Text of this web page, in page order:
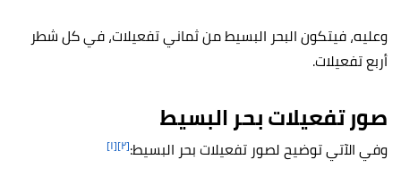
وعليه، فيتكون البحر البسيط من ثماني تفعيلات، في كل شطر
أربع تفعيلات.
صور تفعيلات بحر البسيط
وفي الآتي توضيح لصور تفعيلات بحر البسيط:[٢] [١]